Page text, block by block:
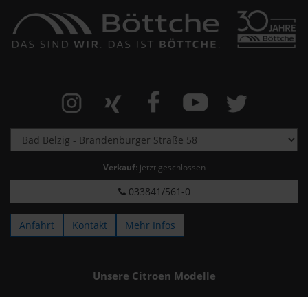
Verkauf: jetzt geschlossen
033841/561-0
Anfahrt Kontakt Mehr Infos
Unsere Citroen Modelle